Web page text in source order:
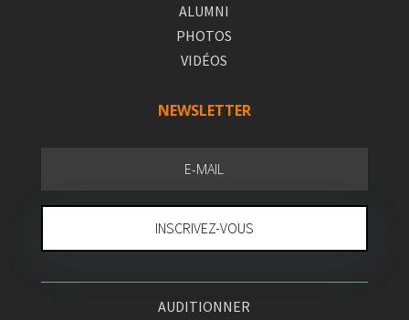
ALUMNI
PHOTOS
VIDÉOS
NEWSLETTER
INSCRIVEZ-VOUS
AUDITIONNER